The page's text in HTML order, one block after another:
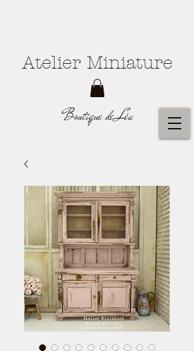
Boutique de Léa
Atelier Miniature